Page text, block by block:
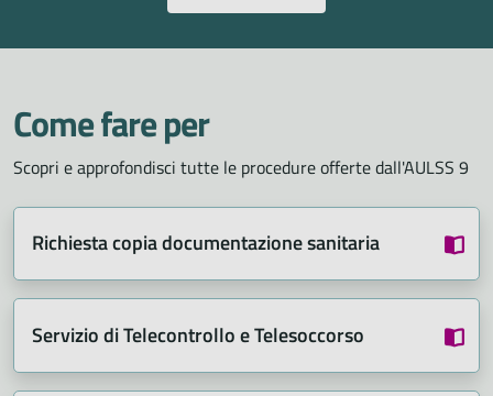
Come fare per
Scopri e approfondisci tutte le procedure offerte dall'AULSS 9
Richiesta copia documentazione sanitaria
Servizio di Telecontrollo e Telesoccorso